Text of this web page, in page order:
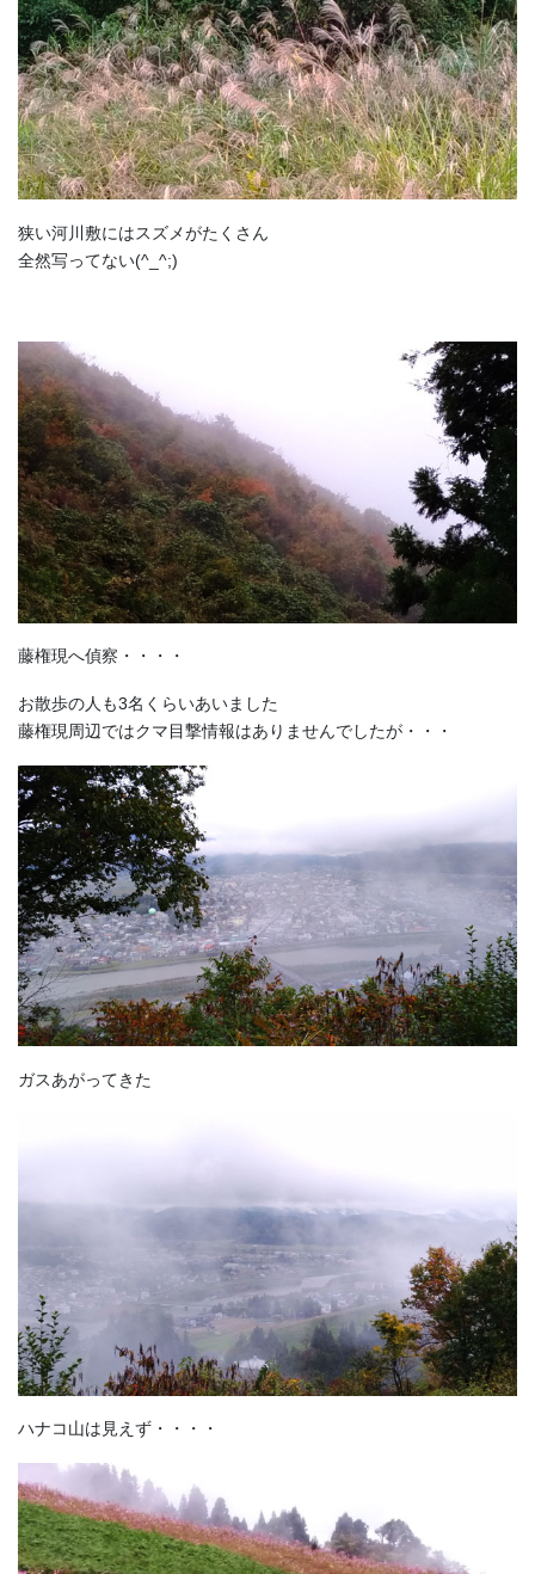
狭い河川敷にはスズメがたくさん
全然写ってない(^_^;)
藤権現へ偵察・・・・
お散歩の人も3名くらいあいました
藤権現周辺ではクマ目撃情報はありませんでしたが・・・
ガスあがってきた
ハナコ山は見えず・・・・